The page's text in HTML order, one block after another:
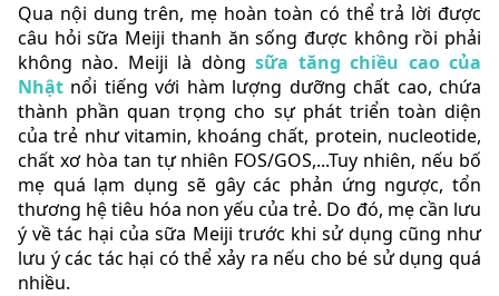
Qua nội dung trên, mẹ hoàn toàn có thể trả lời được
câu hỏi sữa Meiji thanh ăn sống được không rồi phải
không nào. Meiji là dòngsữa tăng chiều cao của
Nhật nổi tiếng với hàm lượng dưỡng chất cao, chứa
thành phần quan trọng cho sự phát triển toàn diện
của trẻ như vitamin, khoáng chất, protein, nucleotide,
chất xơ hòa tan tự nhiên FOS/GOS,...Tuy nhiên, nếu bố
mẹ quá lạm dụng sẽ gây các phản ứng ngược, tổn
thương hệ tiêu hóa non yếu của trẻ. Do đó, mẹ cần lưu
ý về tác hại của sữa Meiji trước khi sử dụng cũng như
lưu ý các tác hại có thể xảy ra nếu cho bé sử dụng quá
nhiều.